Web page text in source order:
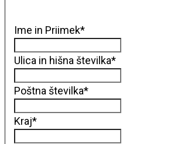
Ime in Priimek*
Ulica in hišna številka*
Poštna številka*
Kraj*